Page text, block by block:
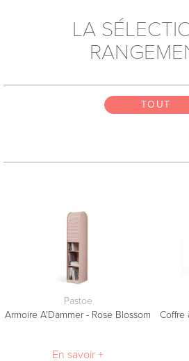
LA
TOUT
Pastoe
Armoire A'Dammer - Rose Blossom
En savoir +
Coffre